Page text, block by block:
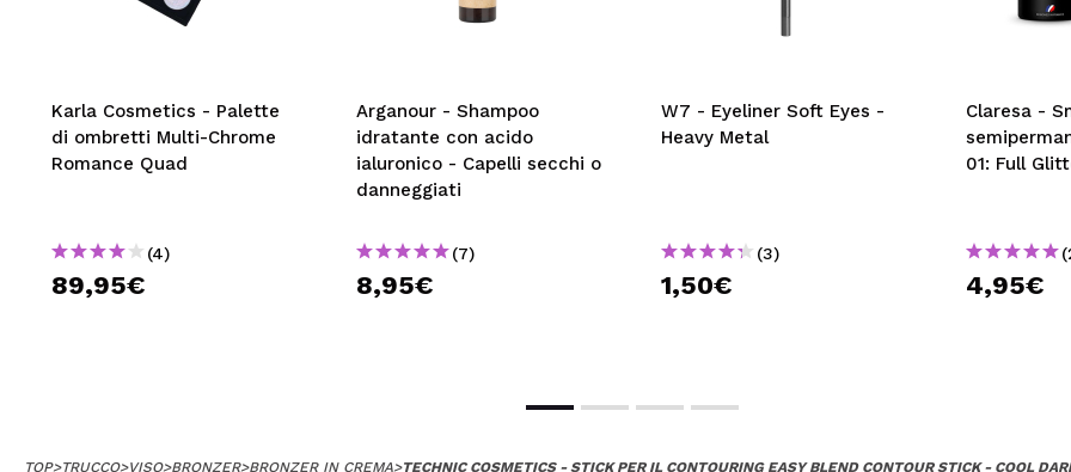
Karla Cosmetics - Palette
di ombretti Multi-Chrome
Romance Quad
(4)
89,95€
Arganour - Shampoo
idratante con acido
ialuronico - Capelli secchi o
danneggiati
(7)
8,95€
W7 - Eyeliner Soft Eyes -
Heavy Metal
(3)
1,50€
Claresa -
01: Full
4,95€
TOP>TRUCCO>VISO>BRONZER>BRONZER IN CREMA>TECHNIC COSMETICS - STICK PER IL CONTOURING EASY BLEND CONTOUR STICK - COOL